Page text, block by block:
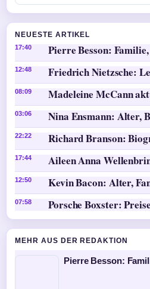
NEUESTE ARTIKEL
17:40 Pierre Besson:
12:48 Friedrich Nietzsche:
08:09 Madeleine McCann
03:06 Nina Ensmann: Alter,
22:22 Richard Branson:
17:44 Aileen Anna
12:50 Kevin Bacon: Alter,
07:58 Porsche Boxster:
MEHR AUS DER REDAKTION
Pierre Besson: